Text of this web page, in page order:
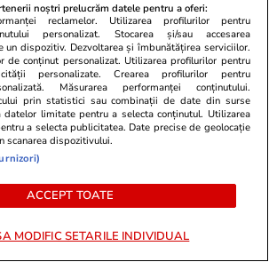
„Un semn de imaturitate
17 iul.
pro-Kremlin care a spus
este „criminal, hoț și
noștri prelucrăm datele pentru a oferi:
reclamelor. Utilizarea profilurilor pentru
personalizat. Stocarea și/sau accesarea
un dispozitiv. Dezvoltarea și îmbunătățirea serviciilor.
de conținut personalizat. Utilizarea profilurilor pentru
personalizate. Crearea profilurilor pentru
Măsurarea performanței conținutului.
prin statistici sau combinații de date din surse
limitate pentru a selecta conținutul. Utilizarea
a selecta publicitatea. Date precise de geolocație
scanarea dispozitivului.
ACCEPT TOATE
MODIFIC SETARILE INDIVIDUAL